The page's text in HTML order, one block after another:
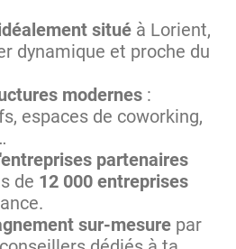
situé à Lorient,
dynamique et proche du
modernes :
espaces de coworking,
partenaires
de 12 000 entreprises
sur-mesure par